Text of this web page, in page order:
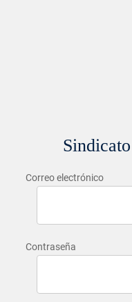
Correo electrónico
Contraseña